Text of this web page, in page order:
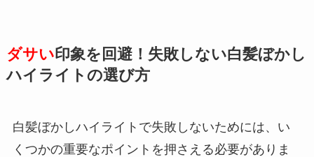
ダサい印象を回避！失敗しない白髪ぼかし
ハイライトの選び方
白髪ぼかしハイライトで失敗しないためには、い
くつかの重要なポイントを押さえる必要がありま